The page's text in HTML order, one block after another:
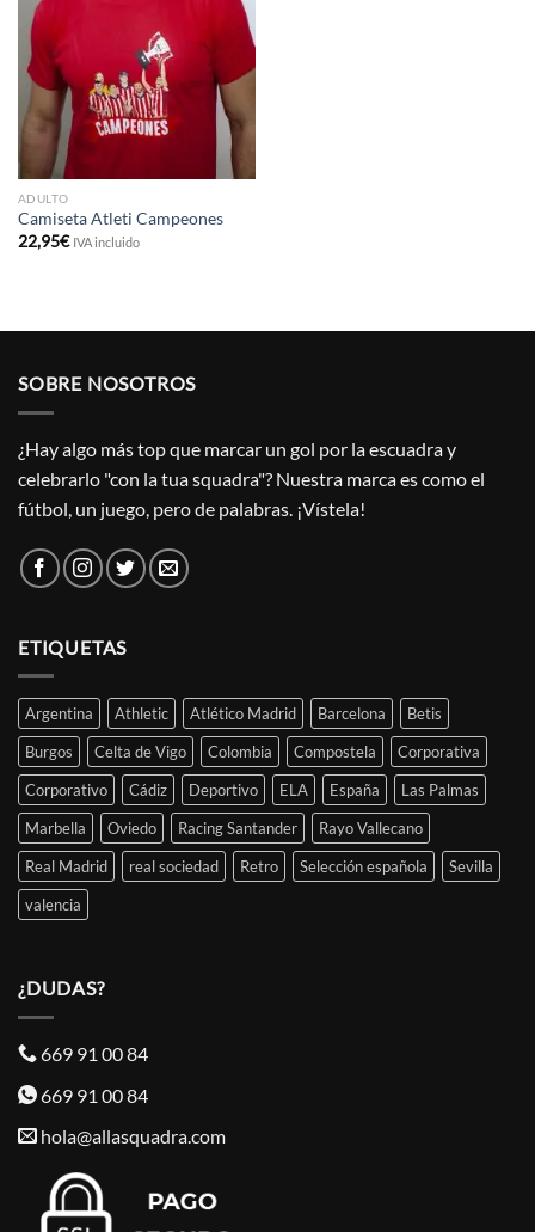
ADULTO
Camiseta Atleti Campeones
22,95€ IVA incluido
SOBRE NOSOTROS
¿Hay algo más top que marcar un gol por la escuadra y
celebrarlo "con la tua squadra"? Nuestra marca es como el
fútbol, un juego, pero de palabras. ¡Vístela!
ETIQUETAS
Argentina Athletic Atlético Madrid Barcelona
Betis
Burgos
Celta de Vigo Colombia Compostela
Corporativa
Corporativo
Cádiz Deportivo ELA España
Las Palmas
Marbella
Oviedo Racing Santander
Rayo Vallecano
Real Madrid
real sociedad Retro Selección española
Sevilla
valencia
¿DUDAS?
669 91 00 84
669 91 00 84
hola@allasquadra.com